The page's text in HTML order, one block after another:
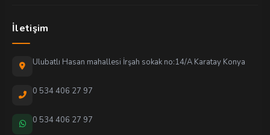
İletişim
Ulubatlı Hasan mahallesi İrşah sokak no:14/A Karatay Konya
0 534 406 27 97
0 534 406 27 97